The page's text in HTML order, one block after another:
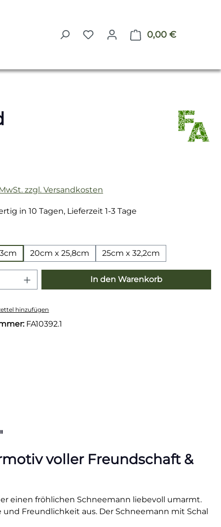
0,00 €
zzgl. Versandkosten
in 10 Tagen, Lieferzeit 1-3 Tage
20cm x 25,8cm 25cm x 32,2cm
Anzahl: Gib den gewünschten
In den Warenkorb
hinzufügen
FA10392.1
voller Freundschaft &
einen fröhlichen Schneemann liebevoll umarmt.
Freundlichkeit aus. Der Schneemann mit Schal